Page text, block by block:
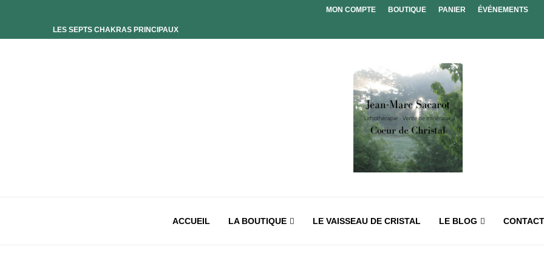
LES SEPTS CHAKRAS PRINCIPAUX
MON COMPTE BOUTIQUE PANIER ÉVÉNEMENTS
ACCUEIL LA BOUTIQUE LE VAISSEAU DE CRISTAL LE BLOG CONTACT